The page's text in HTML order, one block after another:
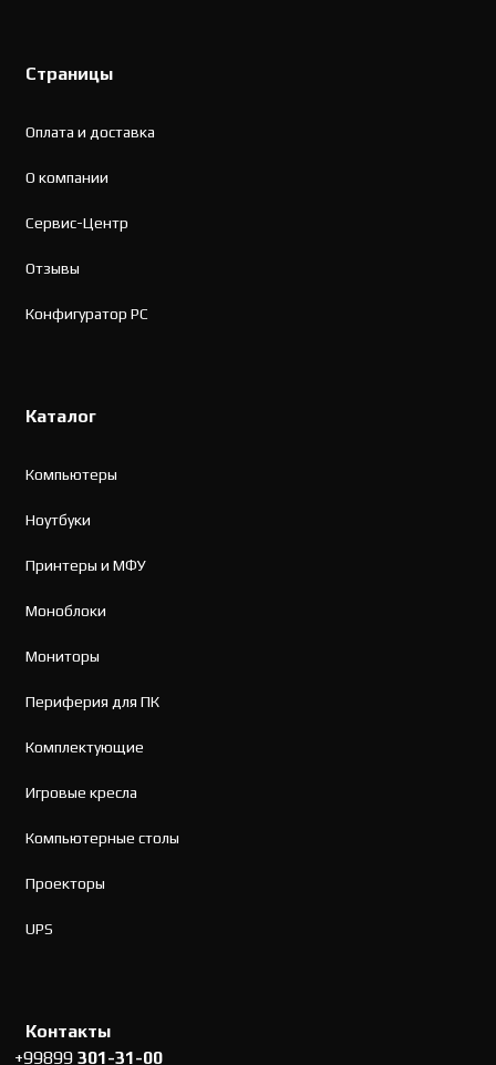
Страницы
Оплата и доставка
О компании
Сервис-Центр
Отзывы
Конфигуратор PC
Каталог
Компьютеры
Ноутбуки
Принтеры и МФУ
Моноблоки
Мониторы
Периферия для ПК
Комплектующие
Игровые кресла
Компьютерные столы
Проекторы
UPS
Контакты
+99899301-31-00